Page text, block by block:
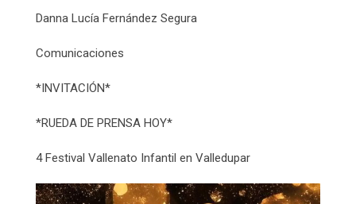
Danna Lucía Fernández Segura
Comunicaciones
*INVITACIÓN*
*RUEDA DE PRENSA HOY*
4 Festival Vallenato Infantil en Valledupar